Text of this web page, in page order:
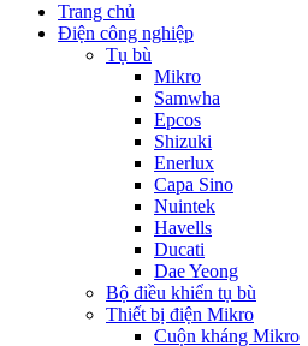
Trang chủ
Điện công nghiệp
Tụ bù
Mikro
Samwha
Epcos
Shizuki
Enerlux
Capa Sino
Nuintek
Havells
Ducati
Dae Yeong
Bộ điều khiển tụ bù
Thiết bị điện Mikro
Cuộn kháng Mikro